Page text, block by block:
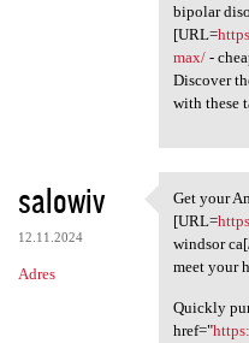
bipolar
[URL=
max/-
Discover
with these
salowiv
12.11.2024
Adres
Get your
Get your
[URL=
windsor
meet your
Quickly
href="